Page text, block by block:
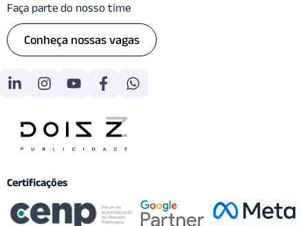
Faça parte do nosso time
Conheça nossas vagas
Certificações